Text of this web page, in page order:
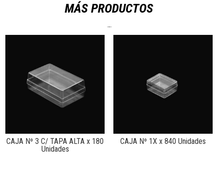
MÁS PRODUCTOS
CAJA Nº 3 C/ TAPA ALTA x 180
Unidades
CAJA Nº 1X x 840 Unidades